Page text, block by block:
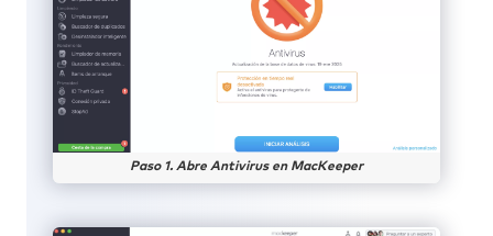
Paso 1. Abre Antivirus en MacKeeper